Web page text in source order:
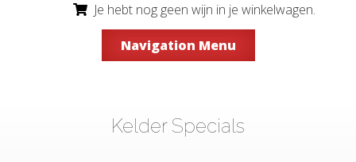
Je hebt nog geen wijn in je winkelwagen.
Navigation Menu
Kelder Specials